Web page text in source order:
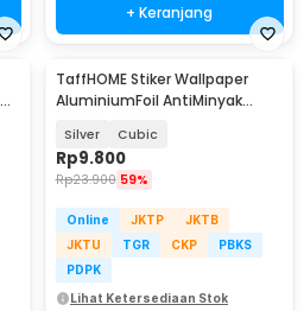
+ Keranjang
TaffHOME Stiker Wallpaper
AluminiumFoil AntiMinyak
Silver Cubic
Rp9.800
Rp23.900 59%
Online JKTP
JKTB
JKTU
TGR CKP
PBKS
PDPK
Lihat Ketersediaan Stok